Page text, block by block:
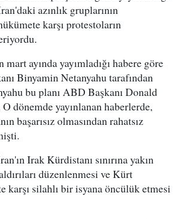
azınlık gruplarının
karşı protestoların
ayında yayımladığı habere göre
Binyamin Netanyahu tarafından
bu planı ABD Başkanı Donald
dönemde yayınlanan haberlerde,
başarısız olmasından rahatsız
Irak Kürdistanı sınırına yakın
düzenlenmesi ve Kürt
karşı silahlı bir isyana öncülük etmesi